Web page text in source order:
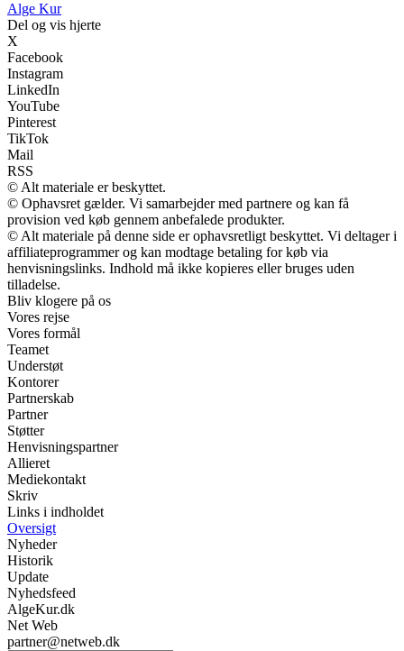
Alge Kur
Del og vis hjerte
X
Facebook
Instagram
LinkedIn
YouTube
Pinterest
TikTok
Mail
RSS
© Alt materiale er beskyttet.
© Ophavsret gælder. Vi samarbejder med partnere og kan få
provision ved køb gennem anbefalede produkter.
© Alt materiale på denne side er ophavsretligt beskyttet. Vi deltager i
affiliateprogrammer og kan modtage betaling for køb via
henvisningslinks. Indhold må ikke kopieres eller bruges uden
tilladelse.
Bliv klogere på os
Vores rejse
Vores formål
Teamet
Understøt
Kontorer
Partnerskab
Partner
Støtter
Henvisningspartner
Allieret
Mediekontakt
Skriv
Links i indholdet
Oversigt
Nyheder
Historik
Update
Nyhedsfeed
AlgeKur.dk
Net Web
partner@netweb.dk